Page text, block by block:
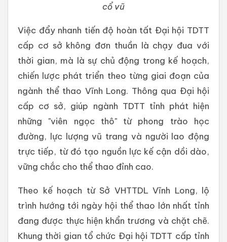
cổ vũ
Việc đẩy nhanh tiến độ hoàn tất Đại hội TDTT
cấp cơ sở không đơn thuần là chạy đua với
thời gian, mà là sự chủ động trong kế hoạch,
chiến lược phát triển theo từng giai đoạn của
ngành thể thao Vĩnh Long. Thông qua Đại hội
cấp cơ sở, giúp ngành TDTT tỉnh phát hiện
những "viên ngọc thô" từ phong trào học
đường, lực lượng vũ trang và người lao động
trực tiếp, từ đó tạo nguồn lực kế cận dồi dào,
vững chắc cho thể thao đỉnh cao.
Theo kế hoạch từ Sở VHTTDL Vĩnh Long, lộ
trình hướng tới ngày hội thể thao lớn nhất tỉnh
đang được thực hiện khẩn trương và chặt chẽ.
Khung thời gian tổ chức Đại hội TDTT cấp tỉnh